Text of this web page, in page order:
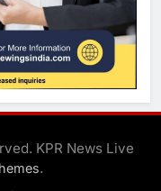
KPR News Live
.